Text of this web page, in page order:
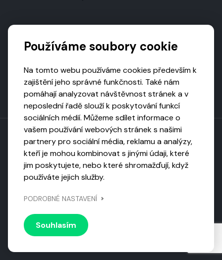
Toto dílo podléhá licenci CC BY-NC-ND
Uveďte původ, neužívejte komerčně, nezpracovávejte.
Národní knihovnou ČR
© 2026 Visiongame. Všechna práva vyhrazena.
ochrany soukromí
Používáme soubory cookie
Na tomto webu používáme cookies především k
zajištění jeho správné funkčnosti. Také nám
pomáhají analyzovat návštěvnost stránek a v
neposlední řadě slouží k poskytování funkcí
sociálních médií. Můžeme sdílet informace o
vašem používání webových stránek s našimi
partnery pro sociální média, reklamu a analýzy,
kteří je mohou kombinovat s jinými údaji, které
jim poskytujete, nebo které shromažďují, když
používáte jejich služby.
PODROBNÉ NASTAVENÍ
Souhlasím